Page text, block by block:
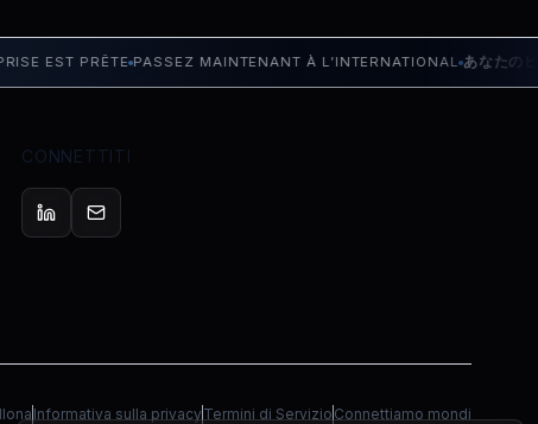
EST PRÊTE PASSEZ MAINTENANT À L’INTERNATIONAL あなたのビジ
CONNETTITI
Informativa sulla privacy Termini di Servizio Connettiamo mondi